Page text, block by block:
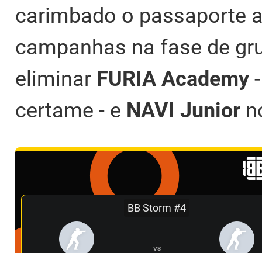
carimbado o passaporte
campanhas na fase de
eliminar FURIA Academy
certame - e NAVI Junior
BB Storm #4
VS